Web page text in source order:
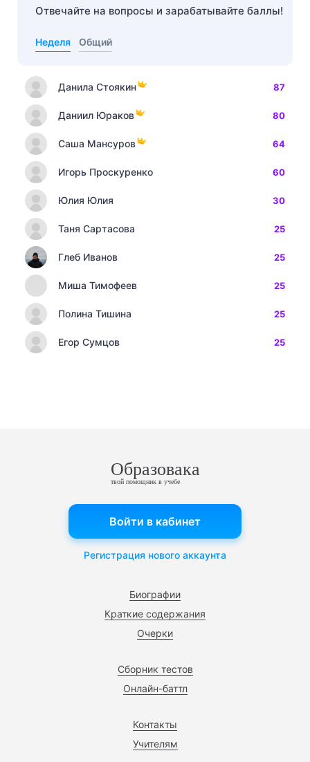
Отвечайте на вопросы и зарабатывайте баллы!
Неделя Общий
Данила Стоякин 87
Даниил Юраков 80
Саша Мансуров 64
Игорь Проскуренко 60
Юлия Юлия 30
Таня Сартасова 25
Глеб Иванов 25
Миша Тимофеев 25
Полина Тишина 25
Егор Сумцов 25
Образовака
твой помощник в учебе
Биографии
Краткие содержания
Очерки
Сборник тестов
Онлайн-баттл
Контакты
Учителям
Войти в кабинет
Регистрация нового аккаунта